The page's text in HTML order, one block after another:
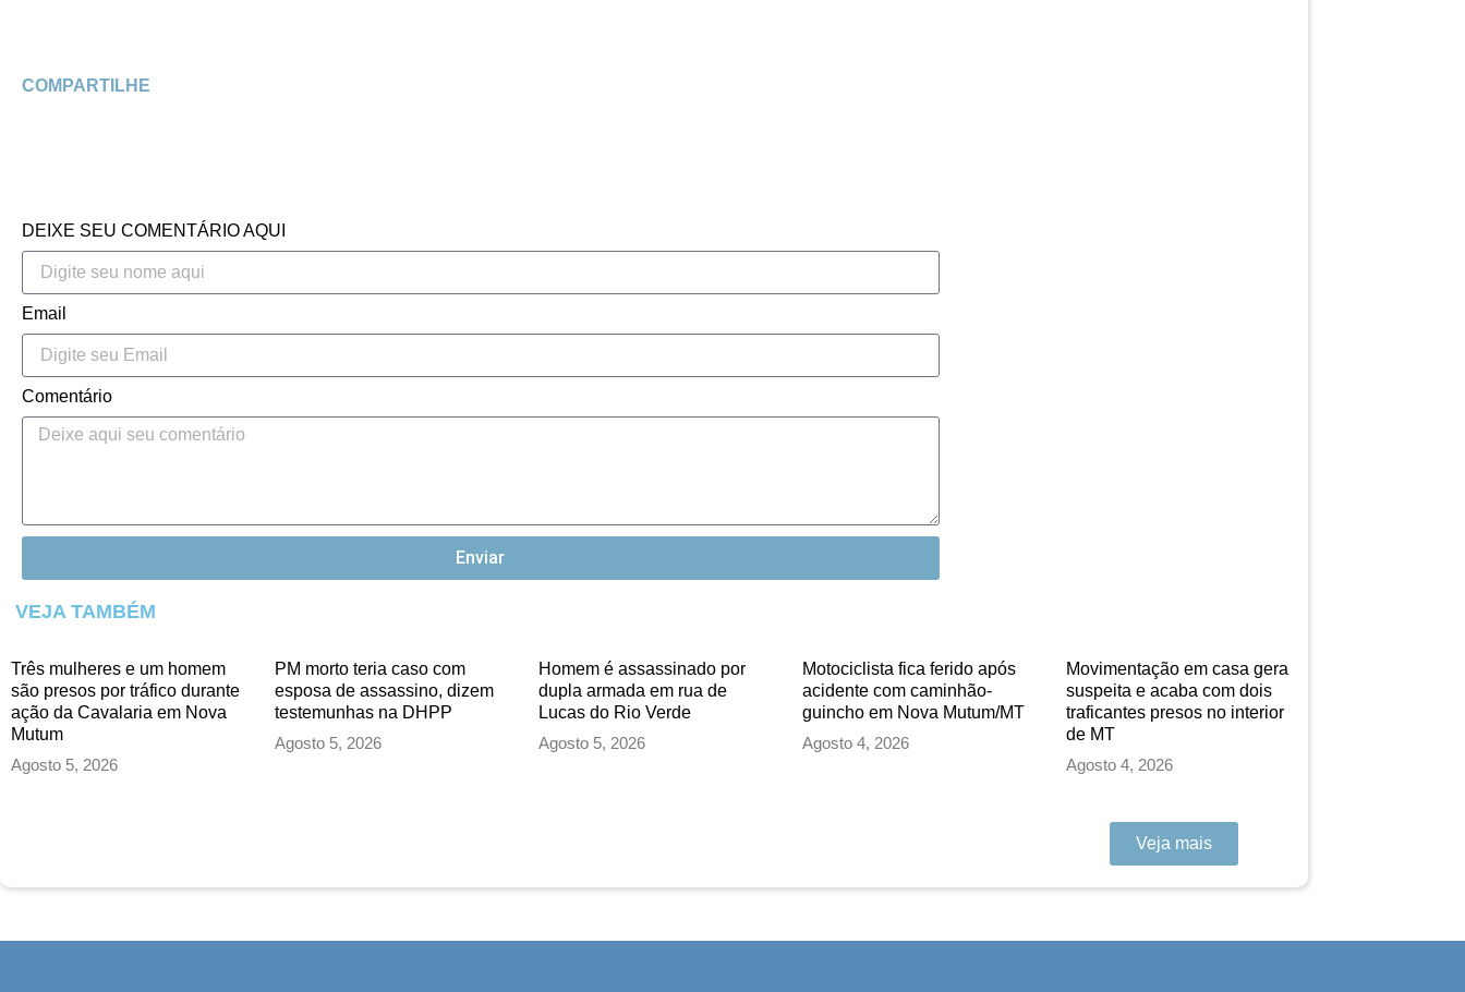
COMPARTILHE
DEIXE SEU COMENTÁRIO AQUI
Email
Comentário
Enviar
VEJA TAMBÉM
Três mulheres e um homem
são presos por tráfico durante
ação da Cavalaria em Nova
Mutum
Agosto 5, 2026
PM morto teria caso com
esposa de assassino, dizem
testemunhas na DHPP
Agosto 5, 2026
Homem é assassinado por
dupla armada em rua de
Lucas do Rio Verde
Agosto 5, 2026
Motociclista fica ferido após
acidente com caminhão-
guincho em Nova Mutum/MT
Agosto 4, 2026
Movimentação em casa gera
suspeita e acaba com dois
traficantes presos no interior
de MT
Agosto 4, 2026
Veja mais